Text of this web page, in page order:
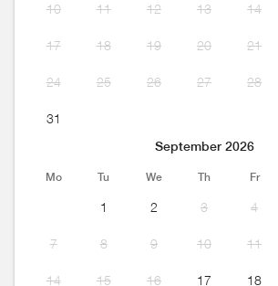
10 11 12 13 14
17 18 19 20 21
24 25 26 27 28
31
September 2026
Mo Tu We Th Fr
1 2 3 4
7 8 9 10 11
14 15 16 17 18